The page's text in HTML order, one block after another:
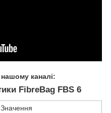
FibreBag FBS 6
Значення
каналі: